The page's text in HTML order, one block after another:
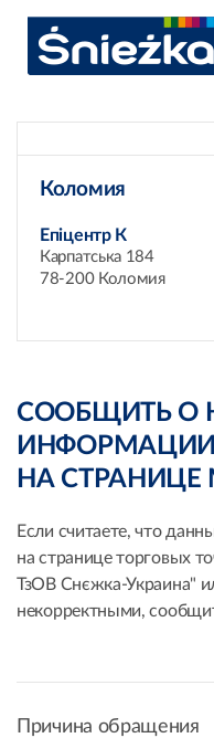
Коломия
Епіцентр К
Карпатська 184
78-200 Коломия
СООБЩИТЬ О
ИНФОРМАЦИИ
НА
Если считаете, что
на странице торговых
ТзОВ Снєжка-Украина"
некорректными,
Причина обращения